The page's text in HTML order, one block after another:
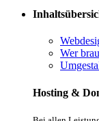
Wer
Hosting &